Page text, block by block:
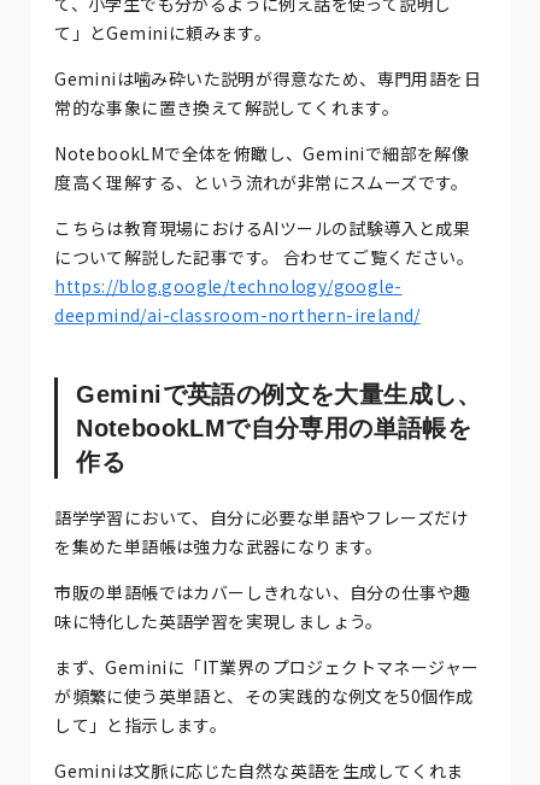
て」とGeminiに頼みます。
Geminiは噛み砕いた説明が得意なため、専門用語を日
常的な事象に置き換えて解説してくれます。
NotebookLMで全体を俯瞰し、Geminiで細部を解像
度高く理解する、という流れが非常にスムーズです。
こちらは教育現場におけるAIツールの試験導入と成果
について解説した記事です。 合わせてご覧ください。
https://blog.google/technology/google-
deepmind/ai-classroom-northern-ireland/
Geminiで英語の例文を大量生成し、
NotebookLMで自分専用の単語帳を
作る
語学学習において、自分に必要な単語やフレーズだけ
を集めた単語帳は強力な武器になります。
市販の単語帳ではカバーしきれない、自分の仕事や趣
味に特化した英語学習を実現しましょう。
まず、Geminiに「IT業界のプロジェクトマネージャー
が頻繁に使う英単語と、その実践的な例文を50個作成
して」と指示します。
Geminiは文脈に応じた自然な英語を生成してくれま